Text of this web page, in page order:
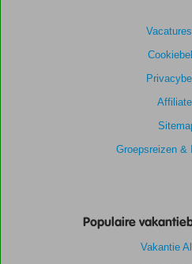
Vacatures
Groepsreizen &
Populaire
Vakantie